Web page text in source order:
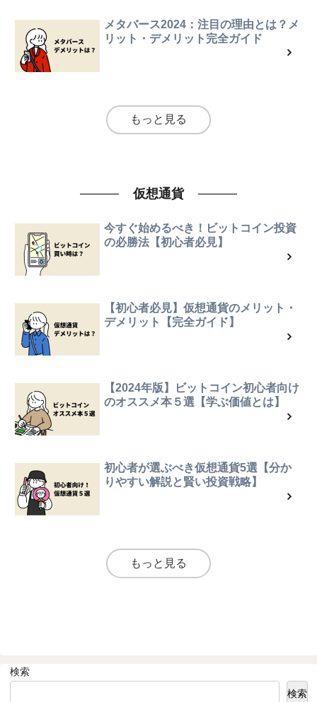
メタバース2024：注目の理由とは？メ
リット・デメリット完全ガイド
もっと見る
仮想通貨
今すぐ始めるべき！ビットコイン投資
の必勝法【初心者必見】
【初心者必見】仮想通貨のメリット・
デメリット【完全ガイド】
【2024年版】ビットコイン初心者向け
のオススメ本５選【学ぶ価値とは】
初心者が選ぶべき仮想通貨5選【分か
りやすい解説と賢い投資戦略】
もっと見る
検索
検索